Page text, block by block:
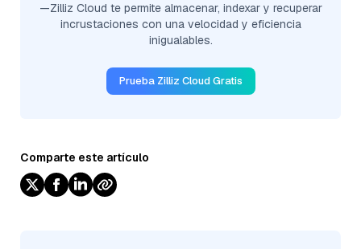
—Zilliz Cloud te permite almacenar, indexar y recuperar
incrustaciones con una velocidad y eficiencia
inigualables.
Prueba Zilliz Cloud Gratis
Comparte este artículo